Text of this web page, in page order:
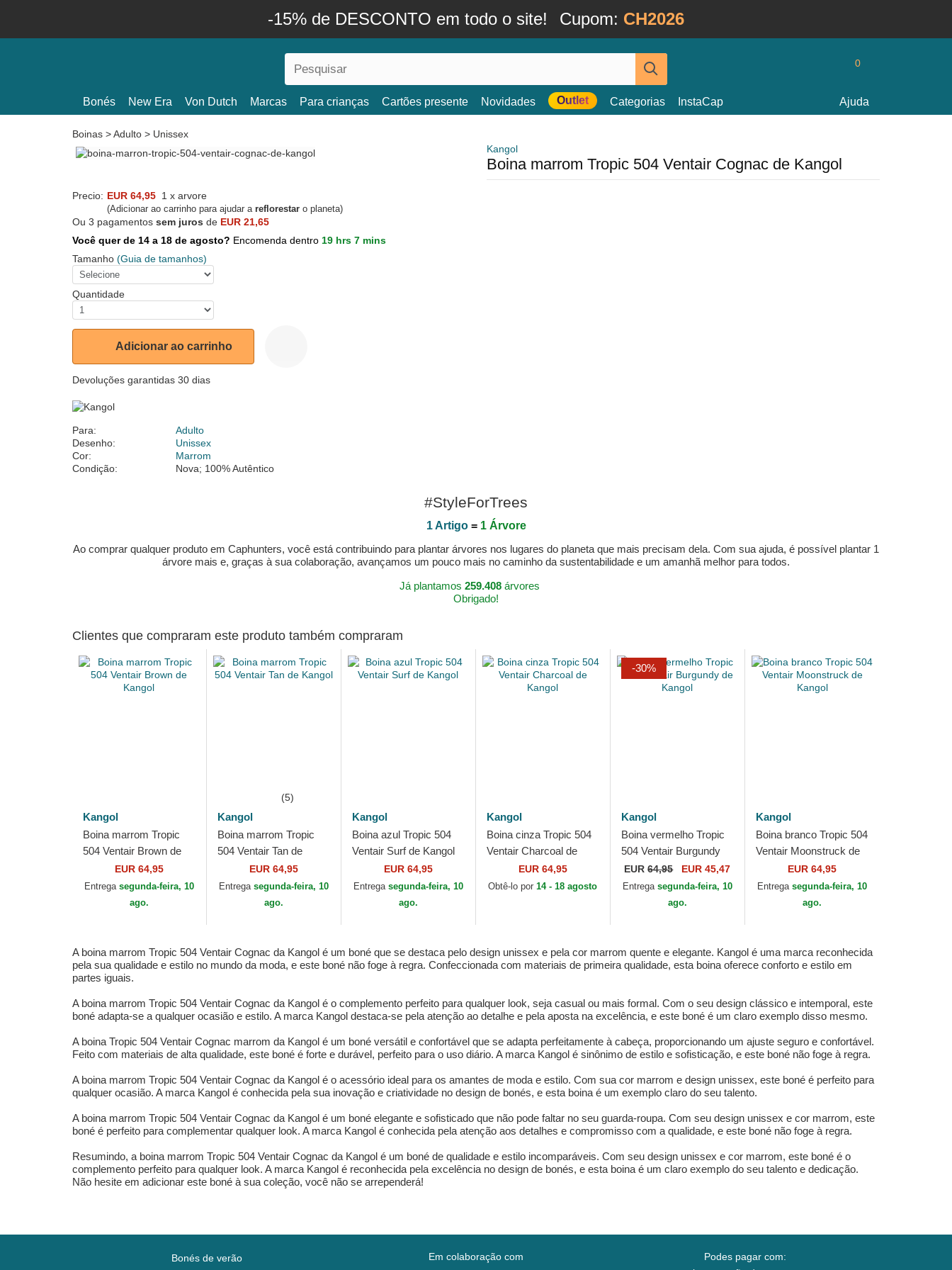
-15% de DESCONTO em todo o site! Cupom: CH2026
0
Bonés New Era Von Dutch Marcas Para crianças Cartões presente Novidades Outlet Categorias InstaCap Ajuda
Boinas >Adulto > Unissex
Kangol
Boina marrom Tropic 504 Ventair Cognac de Kangol
Precio: EUR 64,95 1 x arvore
(Adicionar ao carrinho para ajudar a reflorestar o planeta)
Ou 3 pagamentos sem juros de EUR 21,65
Você quer de 14 a 18 de agosto? Encomenda dentro 19 hrs 7 mins
Tamanho (Guia de tamanhos)
Quantidade
Adicionar ao carrinho
Devoluções garantidas 30 dias
Para:
Adulto
Desenho:
Unissex
Cor:
Marrom
Condição:
Nova; 100% Autêntico
#StyleForTrees
1 Artigo= 1 Árvore
Ao comprar qualquer produto em Caphunters, você está contribuindo para plantar árvores nos lugares do planeta que mais precisam dela. Com sua ajuda, é possível plantar 1
árvore mais e, graças à sua colaboração, avançamos um pouco mais no caminho da sustentabilidade e um amanhã melhor para todos.
Já plantamos 259.408árvores
Obrigado!
Clientes que compraram este produto também compraram
Kangol
Boina marrom Tropic
504 Ventair Brown de
EUR 64,95
Entrega segunda-feira, 10
ago.
(5)
Kangol
Boina marrom Tropic
504 Ventair Tan de
EUR 64,95
Entrega segunda-feira, 10
ago.
Kangol
Boina azul Tropic 504
Ventair Surf de Kangol
EUR 64,95
Entrega segunda-feira, 10
ago.
Kangol
Boina cinza Tropic 504
Ventair Charcoal de
EUR 64,95
Obtê-lo por14 - 18 agosto
-30%
Kangol
Boina vermelho Tropic
504 Ventair Burgundy
de Kangol
EUR64,95 EUR 45,47
Entrega segunda-feira, 10
ago.
Kangol
Boina branco Tropic 504
Ventair Moonstruck de
EUR 64,95
Entregasegunda-feira, 10
ago.
A boina marrom Tropic 504 Ventair Cognac da Kangol é um boné que se destaca pelo design unissex e pela cor marrom quente e elegante. Kangol é uma marca reconhecida
pela sua qualidade e estilo no mundo da moda, e este boné não foge à regra. Confeccionada com materiais de primeira qualidade, esta boina oferece conforto e estilo em
partes iguais.
A boina marrom Tropic 504 Ventair Cognac da Kangol é o complemento perfeito para qualquer look, seja casual ou mais formal. Com o seu design clássico e intemporal, este
boné adapta-se a qualquer ocasião e estilo. A marca Kangol destaca-se pela atenção ao detalhe e pela aposta na excelência, e este boné é um claro exemplo disso mesmo.
A boina Tropic 504 Ventair Cognac marrom da Kangol é um boné versátil e confortável que se adapta perfeitamente à cabeça, proporcionando um ajuste seguro e confortável.
Feito com materiais de alta qualidade, este boné é forte e durável, perfeito para o uso diário. A marca Kangol é sinônimo de estilo e sofisticação, e este boné não foge à regra.
A boina marrom Tropic 504 Ventair Cognac da Kangol é o acessório ideal para os amantes de moda e estilo. Com sua cor marrom e design unissex, este boné é perfeito para
qualquer ocasião. A marca Kangol é conhecida pela sua inovação e criatividade no design de bonés, e esta boina é um exemplo claro do seu talento.
A boina marrom Tropic 504 Ventair Cognac da Kangol é um boné elegante e sofisticado que não pode faltar no seu guarda-roupa. Com seu design unissex e cor marrom, este
boné é perfeito para complementar qualquer look. A marca Kangol é conhecida pela atenção aos detalhes e compromisso com a qualidade, e este boné não foge à regra.
Resumindo, a boina marrom Tropic 504 Ventair Cognac da Kangol é um boné de qualidade e estilo incomparáveis. Com seu design unissex e cor marrom, este boné é o
complemento perfeito para qualquer look. A marca Kangol é reconhecida pela excelência no design de bonés, e esta boina é um claro exemplo do seu talento e dedicação.
Não hesite em adicionar este boné à sua coleção, você não se arrependerá!
Bonés de verão Em colaboração com
Podes pagar com: